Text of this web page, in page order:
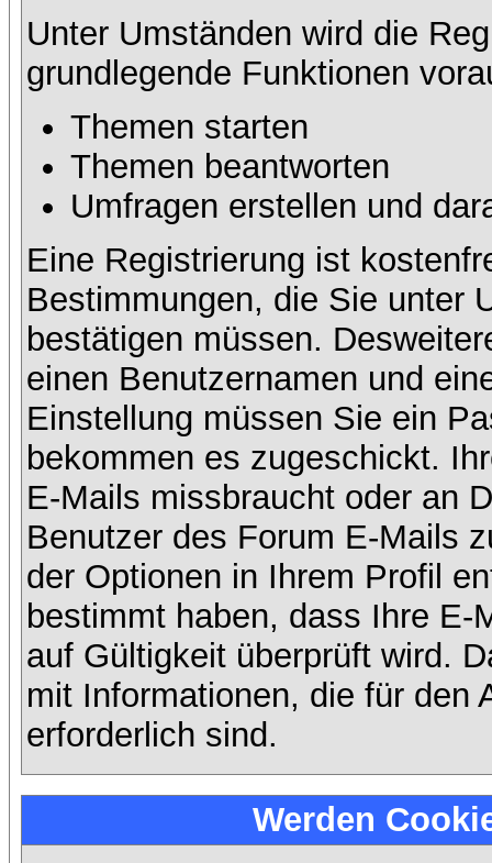
Unter Umständen wird die
grundlegende Funktionen
Themen starten
Themen beantworten
Umfragen erstellen und
Eine Registrierung ist
Bestimmungen, die Sie unter
bestätigen müssen.
einen Benutzernamen und
Einstellung müssen Sie ein
bekommen es zugeschickt.
E-Mails missbraucht oder an
Benutzer des Forum E-Mails
der Optionen in Ihrem Profil
bestimmt haben, dass Ihre E-
auf Gültigkeit überprüft wird.
mit Informationen, die für den
erforderlich sind.
Werden